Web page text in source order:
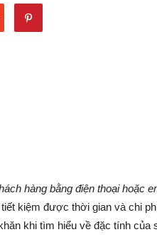
hàng bằng điện thoại hoặc
kiệm được thời gian và chi
khi tìm hiểu về đặc tính của